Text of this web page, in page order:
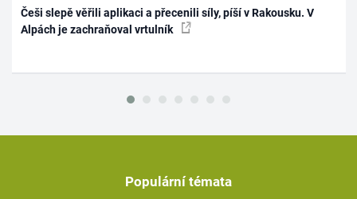
Češi slepě věřili aplikaci a přecenili síly, píší v Rakousku. V
Alpách je zachraňoval vrtulník
Populární témata